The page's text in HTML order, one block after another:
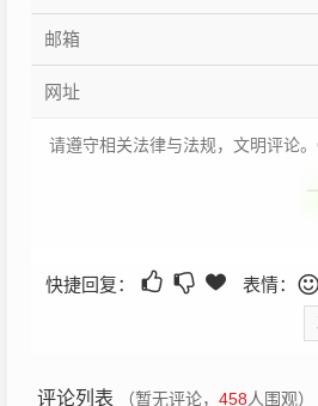
快捷回复： 表情：
评论列表 （暂无评论， 458人围观）